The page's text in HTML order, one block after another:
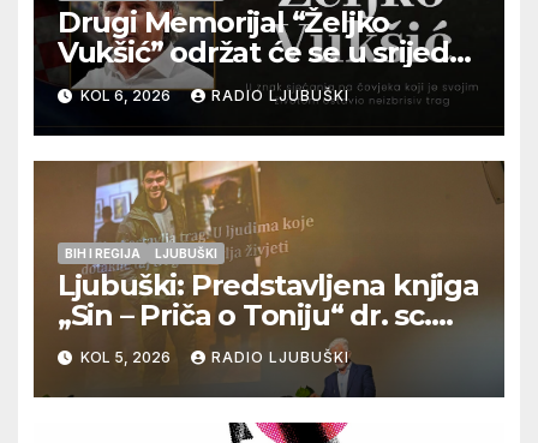
Drugi Memorijal “Željko
Vukšić” održat će se u srijedu
12. kolovoza u Otoku
KOL 6, 2026 RADIO LJUBUŠKI
BIH I REGIJA LJUBUŠKI
Ljubuški: Predstavljena knjiga
„Sin – Priča o Toniju“ dr. sc.
Zdenka Hercega
KOL 5, 2026 RADIO LJUBUŠKI